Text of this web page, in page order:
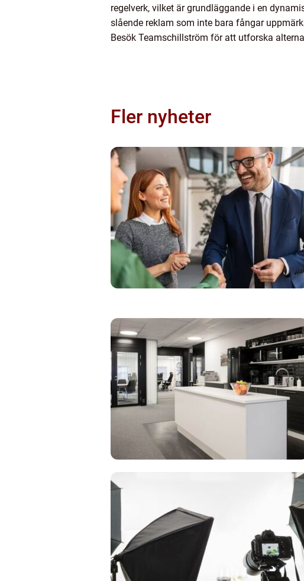
regelverk, vilket är grundläggande i en
slående reklam som inte bara fångar
Besök Teamschillström för att utforska
Fler nyheter